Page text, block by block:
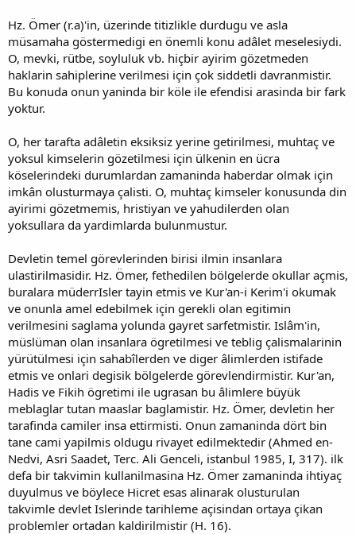
Hz. Ömer (r.a)'in, üzerinde titizlikle durdugu ve asla
müsamaha göstermedigi en önemli konu adâlet meselesiydi.
O, mevki, rütbe, soyluluk vb. hiçbir ayirim gözetmeden
haklarin sahiplerine verilmesi için çok siddetli davranmistir.
Bu konuda onun yaninda bir köle ile efendisi arasinda bir fark
yoktur.
O, her tarafta adâletin eksiksiz yerine getirilmesi, muhtaç ve
yoksul kimselerin gözetilmesi için ülkenin en ücra
köselerindeki durumlardan zamaninda haberdar olmak için
imkân olusturmaya çalisti. O, muhtaç kimseler konusunda din
ayirimi gözetmemis, hristiyan ve yahudilerden olan
yoksullara da yardimlarda bulunmustur.
Devletin temel görevlerinden birisi ilmin insanlara
ulastirilmasidir. Hz. Ömer, fethedilen bölgelerde okullar açmis,
buralara müderrIsler tayin etmis ve Kur'an-i Kerim'i okumak
ve onunla amel edebilmek için gerekli olan egitimin
verilmesini saglama yolunda gayret sarfetmistir. Islâm'in,
müslüman olan insanlara ögretilmesi ve teblig çalismalarinin
yürütülmesi için sahabîlerden ve diger âlimlerden istifade
etmis ve onlari degisik bölgelerde görevlendirmistir. Kur'an,
Hadis ve Fikih ögretimi ile ugrasan bu âlimlere büyük
meblaglar tutan maaslar baglamistir. Hz. Ömer, devletin her
tarafinda camiler insa ettirmisti. Onun zamaninda dört bin
tane cami yapilmis oldugu rivayet edilmektedir (Ahmed en-
Nedvi, Asri Saadet, Terc. Ali Genceli, istanbul 1985, I, 317). ilk
defa bir takvimin kullanilmasina Hz. Ömer zamaninda ihtiyaç
duyulmus ve böylece Hicret esas alinarak olusturulan
takvimle devlet Islerinde tarihleme açisindan ortaya çikan
problemler ortadan kaldirilmistir (H. 16).